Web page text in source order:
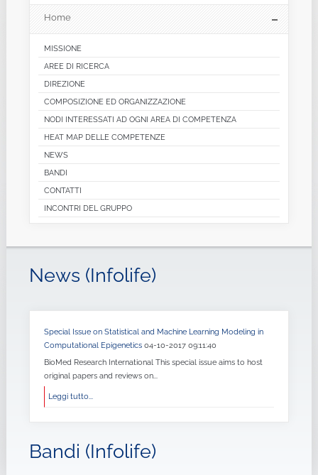
Home
MISSIONE
AREE DI RICERCA
DIREZIONE
COMPOSIZIONE ED ORGANIZZAZIONE
NODI INTERESSATI AD OGNI AREA DI COMPETENZA
HEAT MAP DELLE COMPETENZE
NEWS
BANDI
CONTATTI
INCONTRI DEL GRUPPO
News (Infolife)
Special Issue on Statistical and Machine Learning Modeling in
Computational Epigenetics 04-10-2017 09:11:40
BioMed Research International This special issue aims to host
original papers and reviews on...
Leggi tutto...
Bandi (Infolife)